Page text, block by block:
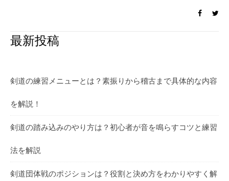
最新投稿
剣道の練習メニューとは？素振りから稽古まで具体的な内容
を解説！
剣道の踏み込みのやり方は？初心者が音を鳴らすコツと練習
法を解説
剣道団体戦のポジションは？役割と決め方をわかりやすく解